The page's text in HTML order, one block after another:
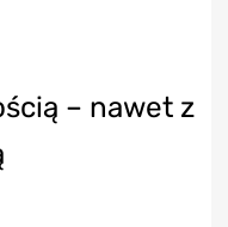
– nawet z